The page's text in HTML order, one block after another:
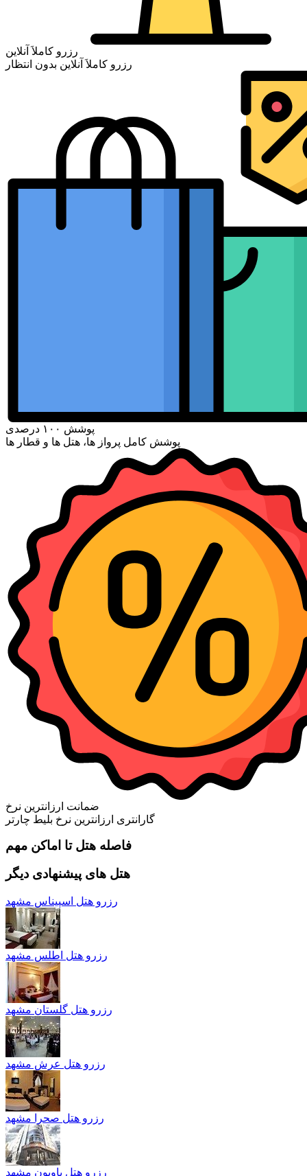
رزرو کاملاَ آنلاین
رزرو کاملاَ آنلاین بدون انتظار
پوشش ۱۰۰ درصدی
پوشش کامل پرواز ها، هتل ها و قطار ها
ضمانت ارزانترین نرخ
گارانتری ارزانترین نرخ بلیط چارتر
فاصله هتل تا اماکن مهم
هتل های پیشنهادی دیگر
رزرو هتل اسپیناس مشهد
رزرو هتل اطلس مشهد
رزرو هتل گلستان مشهد
رزرو هتل عرش مشهد
رزرو هتل صحرا مشهد
رزرو هتل پاویون مشهد